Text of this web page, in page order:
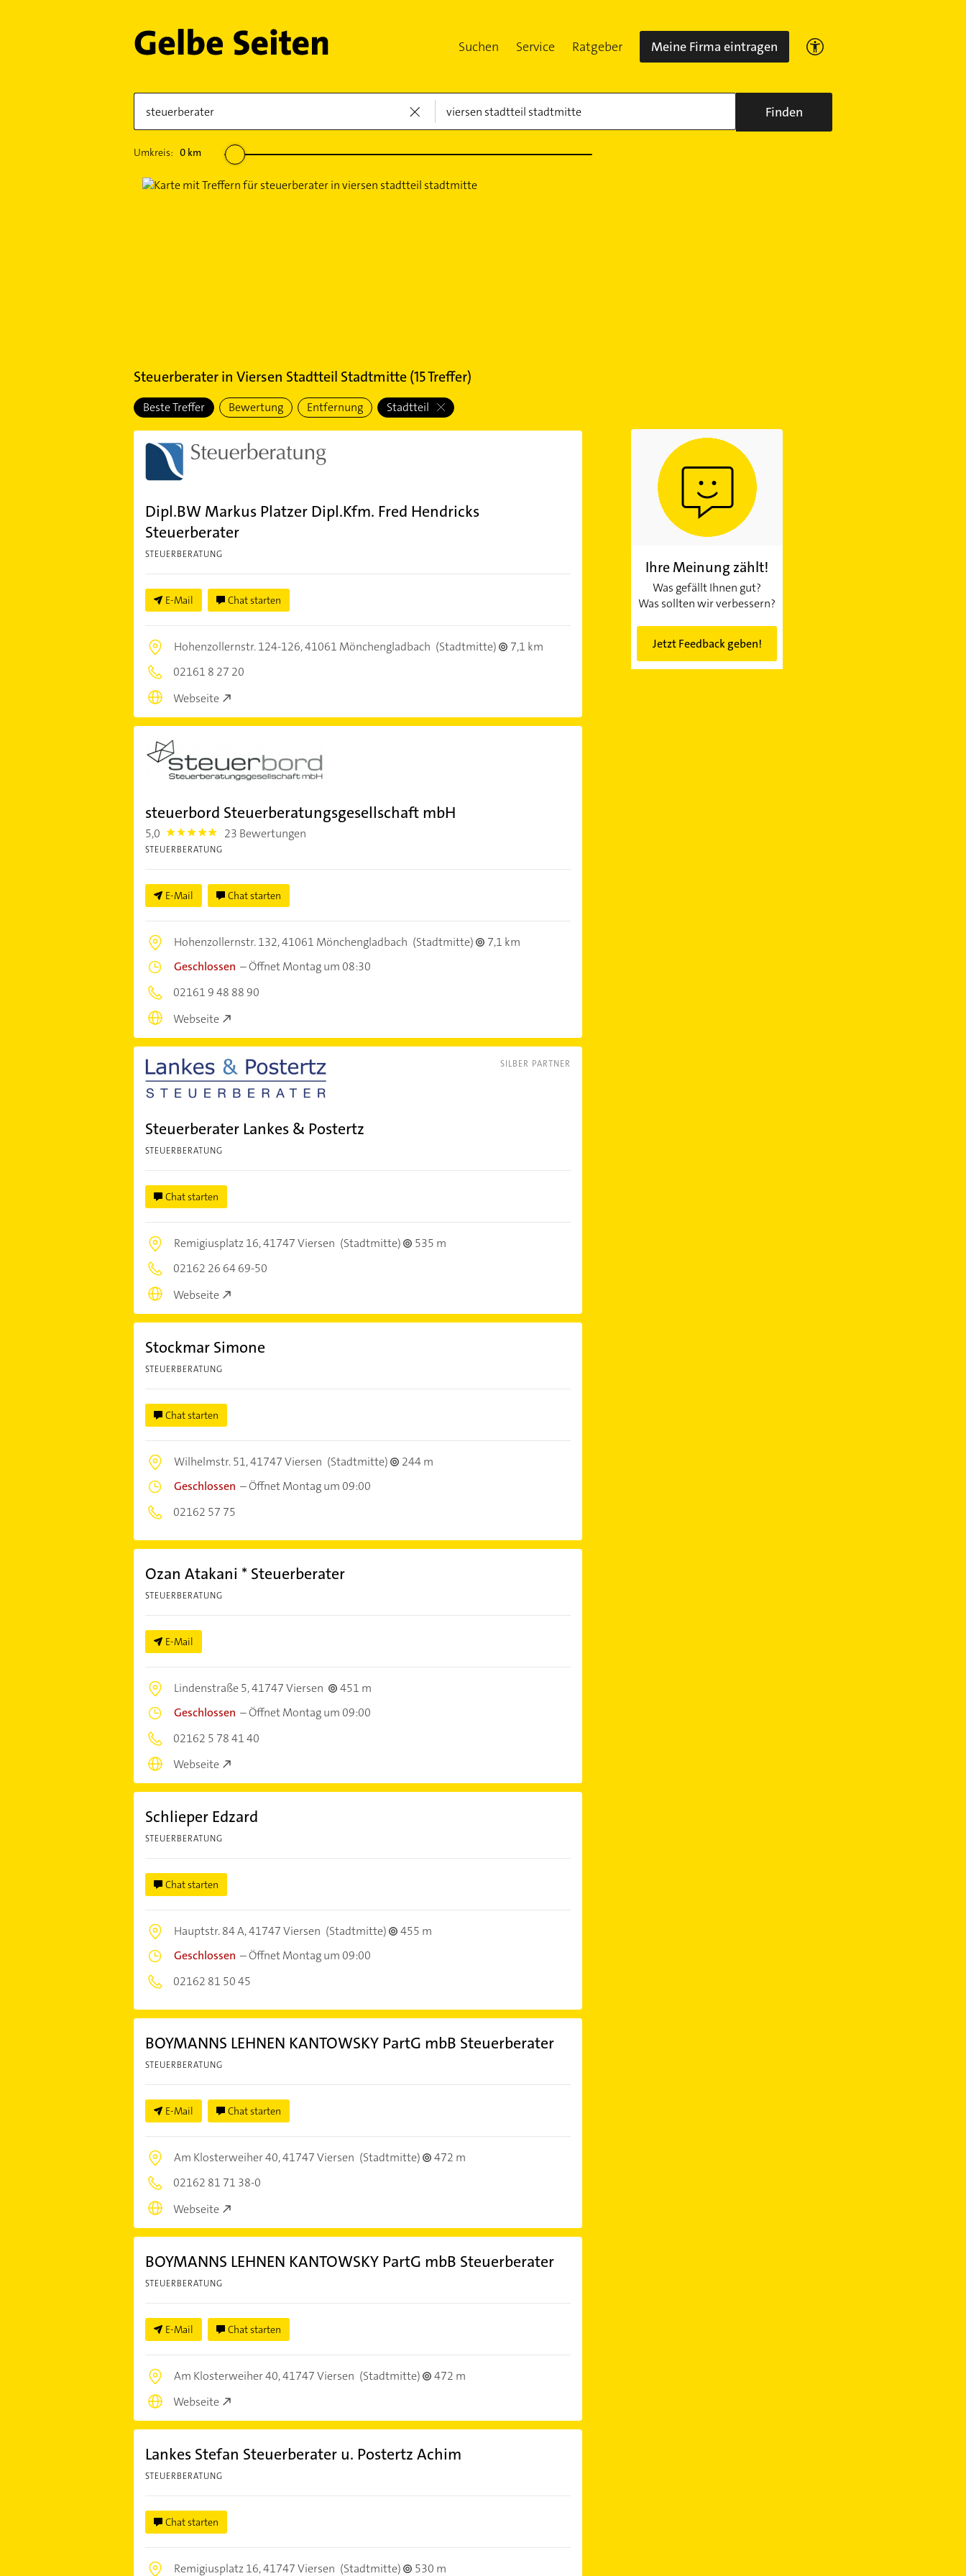
Suchen Service Ratgeber Meine Firma eintragen
Finden
Umkreis: 0km
Steuerberaterin Viersen Stadtteil Stadtmitte(15Treffer)
Beste Treffer Bewertung Entfernung Stadtteil
Dipl.BW Markus Platzer Dipl.Kfm. Fred Hendricks
Steuerberater
STEUERBERATUNG
E-Mail Chat starten
Hohenzollernstr. 124-126,41061 Mönchengladbach (Stadtmitte)
7,1 km
02161 8 27 20
Webseite
steuerbord Steuerberatungsgesellschaft mbH
5,0 5.0 23 Bewertungen
STEUERBERATUNG
E-Mail Chat starten
Hohenzollernstr. 132,41061 Mönchengladbach (Stadtmitte)
7,1 km
Geschlossen –Öffnet Montag um 08:30
02161 9 48 88 90
Webseite
SILBER PARTNER
Steuerberater Lankes & Postertz
STEUERBERATUNG
Chat starten
Remigiusplatz 16,41747 Viersen (Stadtmitte)
535 m
02162 26 64 69-50
Webseite
Stockmar Simone
STEUERBERATUNG
Chat starten
Wilhelmstr. 51,41747 Viersen (Stadtmitte)
244 m
Geschlossen –Öffnet Montag um 09:00
02162 57 75
Ozan Atakani * Steuerberater
STEUERBERATUNG
E-Mail
Lindenstraße 5,41747 Viersen
451 m
Geschlossen –Öffnet Montag um 09:00
02162 5 78 41 40
Webseite
Schlieper Edzard
STEUERBERATUNG
Chat starten
Hauptstr. 84 A,41747 Viersen (Stadtmitte)
455 m
Geschlossen –Öffnet Montag um 09:00
02162 81 50 45
BOYMANNS LEHNEN KANTOWSKY PartG mbB Steuerberater
STEUERBERATUNG
E-Mail Chat starten
Am Klosterweiher 40,41747 Viersen (Stadtmitte)
472 m
02162 81 71 38-0
Webseite
BOYMANNS LEHNEN KANTOWSKY PartG mbB Steuerberater
STEUERBERATUNG
E-Mail Chat starten
Am Klosterweiher 40,41747 Viersen (Stadtmitte)
472 m
Webseite
Lankes Stefan Steuerberater u. Postertz Achim
STEUERBERATUNG
Chat starten
Remigiusplatz 16,41747 Viersen (Stadtmitte) 530 m
Ihre Meinung zählt!
Was gefällt Ihnen gut?
Was sollten wir verbessern?
Jetzt Feedback geben!